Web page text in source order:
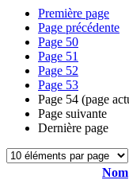
Première page
Page précédente
Page 50
Page 51
Page 52
Page 53
Page 54 (page
Page suivante
Dernière page
Nom